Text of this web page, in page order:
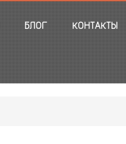
БЛОГ КОНТАКТЫ